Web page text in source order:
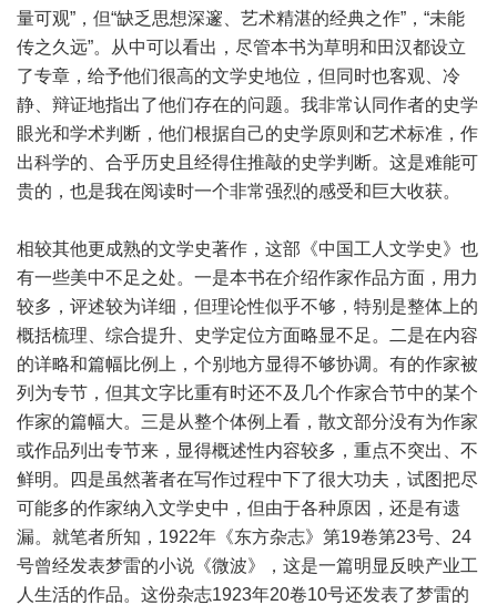
量可观”，但“缺乏思想深邃、艺术精湛的经典之作”，“未能
传之久远”。从中可以看出，尽管本书为草明和田汉都设立
了专章，给予他们很高的文学史地位，但同时也客观、冷
静、辩证地指出了他们存在的问题。我非常认同作者的史学
眼光和学术判断，他们根据自己的史学原则和艺术标准，作
出科学的、合乎历史且经得住推敲的史学判断。这是难能可
贵的，也是我在阅读时一个非常强烈的感受和巨大收获。
相较其他更成熟的文学史著作，这部《中国工人文学史》也
有一些美中不足之处。一是本书在介绍作家作品方面，用力
较多，评述较为详细，但理论性似乎不够，特别是整体上的
概括梳理、综合提升、史学定位方面略显不足。二是在内容
的详略和篇幅比例上，个别地方显得不够协调。有的作家被
列为专节，但其文字比重有时还不及几个作家合节中的某个
作家的篇幅大。三是从整个体例上看，散文部分没有为作家
或作品列出专节来，显得概述性内容较多，重点不突出、不
鲜明。四是虽然著者在写作过程中下了很大功夫，试图把尽
可能多的作家纳入文学史中，但由于各种原因，还是有遗
漏。就笔者所知，1922年《东方杂志》第19卷第23号、24
号曾经发表梦雷的小说《微波》，这是一篇明显反映产业工
人生活的作品。这份杂志1923年20卷10号还发表了梦雷的